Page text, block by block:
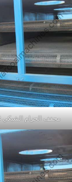
مجفف الحزام الشبكي 13